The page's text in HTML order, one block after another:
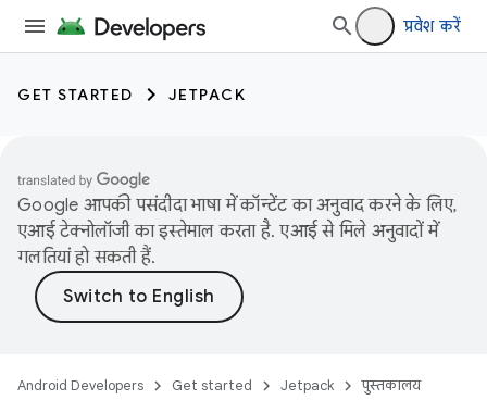
प्रवेश करें
GET STARTED JETPACK
Google आपकी पसंदीदा भाषा में कॉन्टेंट का अनुवाद करने के लिए,
एआई टेक्नोलॉजी का इस्तेमाल करता है. एआई से मिले अनुवादों में
गलतियां हो सकती हैं.
Android Developers Get started Jetpack पुस्तकालय